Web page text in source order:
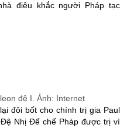
điêu khắc người Pháp tạc
đệ I. Ảnh: Internet
đôi bốt cho chính trị gia Paul
Nhị Đế chế Pháp được trị vì